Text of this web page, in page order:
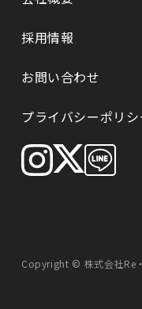
採⽤情報
お問い合わせ
プライバシーポリシ
Copyright © 株式会社Re